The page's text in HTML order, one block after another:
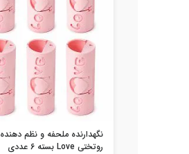
نگهدارنده ملحفه و نظم دهنده
روتختی Love بسته 6 عددی